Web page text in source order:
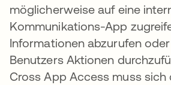
möglicherweise auf eine
Kommunikations-App
Informationen abzurufen
Benutzers Aktionen
Cross App Access muss sich